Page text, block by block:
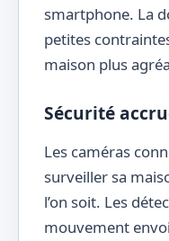
smartphone. La
petites
maison plus
Sécurité
Les caméras
surveiller sa
l’on soit. Les
mouvement